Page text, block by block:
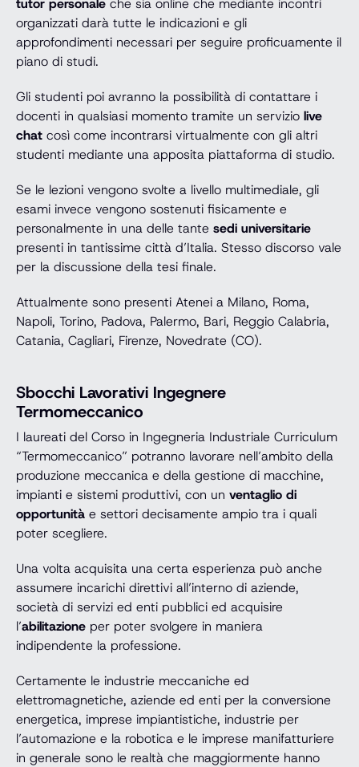
organizzati darà tutte le indicazioni e gli
approfondimenti necessari per seguire proficuamente il
piano di studi.
Gli studenti poi avranno la possibilità di contattare i
docenti in qualsiasi momento tramite un servizio live
chat così come incontrarsi virtualmente con gli altri
studenti mediante una apposita piattaforma di studio.
Se le lezioni vengono svolte a livello multimediale, gli
esami invece vengono sostenuti fisicamente e
personalmente in una delle tante sedi universitarie
presenti in tantissime città d’Italia. Stesso discorso vale
per la discussione della tesi finale.
Attualmente sono presenti Atenei a Milano, Roma,
Napoli, Torino, Padova, Palermo, Bari, Reggio Calabria,
Catania, Cagliari, Firenze, Novedrate (CO).
Sbocchi Lavorativi Ingegnere
Termomeccanico
I laureati del Corso in Ingegneria Industriale Curriculum
“Termomeccanico” potranno lavorare nell’ambito della
produzione meccanica e della gestione di macchine,
impianti e sistemi produttivi, con un ventaglio di
opportunità e settori decisamente ampio tra i quali
poter scegliere.
Una volta acquisita una certa esperienza può anche
assumere incarichi direttivi all’interno di aziende,
società di servizi ed enti pubblici ed acquisire
l’abilitazione per poter svolgere in maniera
indipendente la professione.
Certamente le industrie meccaniche ed
elettromagnetiche, aziende ed enti per la conversione
energetica, imprese impiantistiche, industrie per
l’automazione e la robotica e le imprese manifatturiere
in generale sono le realtà che maggiormente hanno